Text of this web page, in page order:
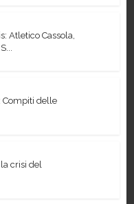
Atletico Cassola,
Compiti delle
crisi del